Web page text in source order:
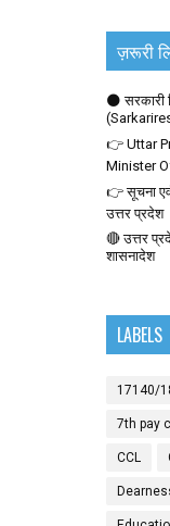
ज़रूरी
🌑 सरकारी
👉 Uttar
Minister
👉 सूचना
उत्तर प्रदेश
🔴 उत्तर
शासनादेश
LABELS
17140/
7th pay
CCL